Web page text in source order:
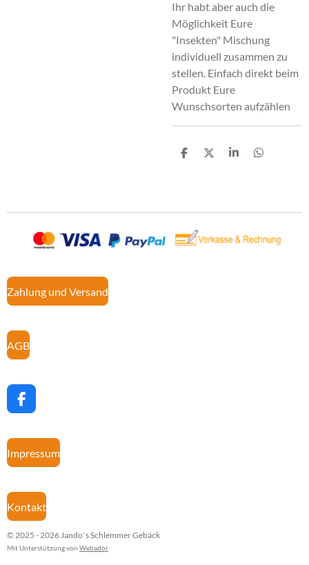
Ihr habt aber auch die
Möglichkeit Eure
"Insekten" Mischung
individuell zusammen zu
stellen. Einfach direkt beim
Produkt Eure
Wunschsorten aufzählen
T
n
T
n
T
n
T
n
Zahlung und Versand
AGB
F
a
b
o
k
Impressum
Kontakt
© 2025 - 2026 Jando`s Schlemmer Gebäck
Mit Unterstützung von Webador